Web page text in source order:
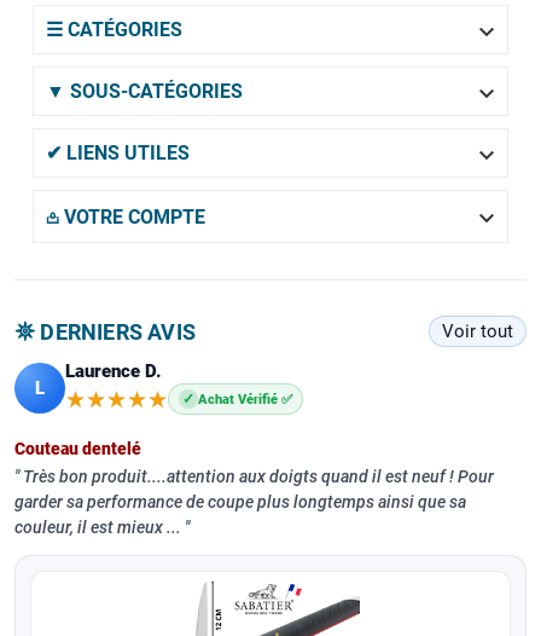
☰ CATÉGORIES 
▼ SOUS-CATÉGORIES 
✔ LIENS UTILES 
𖡌 VOTRE COMPTE 
𖤓 DERNIERS AVIS Voir tout
L
Laurence D.
★★★★★
★★★★★ ✓ Achat Vérifié ✅
Couteau dentelé
Très bon produit....attention aux doigts quand il est neuf ! Pour
garder sa performance de coupe plus longtemps ainsi que sa
couleur, il est mieux ...